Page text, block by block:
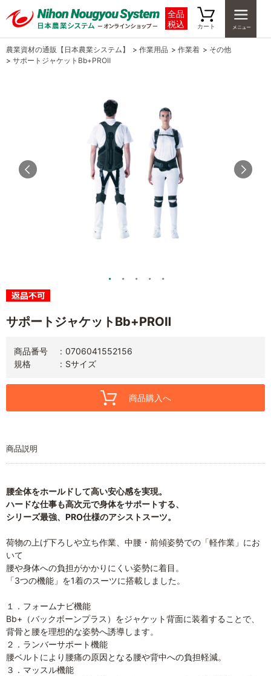
全品
税込
カート
農業資材の通販【日本農業システム】 > 作業用品 > 作業着 > その他
> サポートジャケットBb+PROⅡ
サポートジャケットBb+PROⅡ
商品番号
0706041552156
規格
Sサイズ
商品購入へ
商品説明
腰全体をホールドして高い安心感を実現。
ハードな仕事も高次元で身体をサポートする、
シリーズ最強、PRO仕様のアシストスーツ。
荷物の上げ下ろしや立ち作業、中腰・前傾姿勢での「軽作業」にお
いて
腰や身体への負担がかかりにくい姿勢に着目。
「3つの機能」を1着のスーツに搭載しました。
１．フォームナビ機能
Bb+（バックボーンプラス）をジャケット背面に装着することで、
背骨と腰を理想的な姿勢へ誘導します。
２．ランバーサポート機能
腰ベルトにより腰痛の原因となる腰や背中への負担軽減。
３．マッスル機能